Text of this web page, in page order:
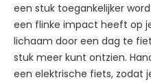
een stuk toegankelijker
een flinke impact heeft op
lichaam door een dag te
stuk meer kunt ontzien.
een elektrische fiets, zodat